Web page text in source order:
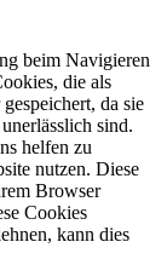
beim Navigieren
die als
da sie
sind.
helfen zu
nutzen. Diese
Browser
Cookies
kann dies